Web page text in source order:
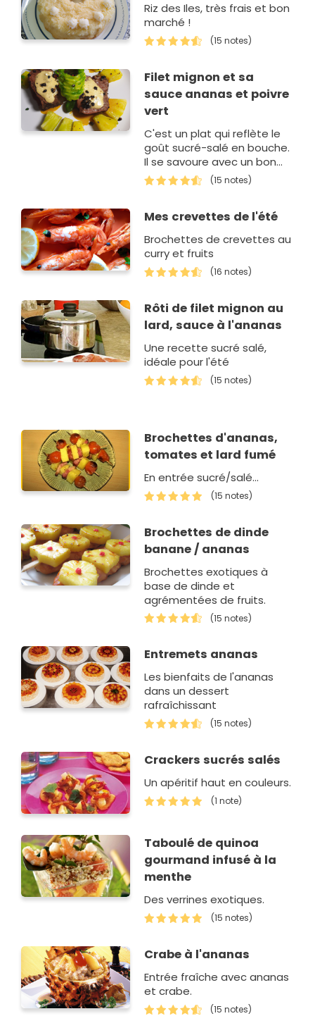
Riz des Iles, très frais et bon
marché !
(15 notes)
Filet mignon et sa
sauce ananas et poivre
vert
C'est un plat qui reflète le
goût sucré-salé en bouche.
Il se savoure avec un bon
vin.
(15 notes)
Mes crevettes de l'été
Brochettes de crevettes au
curry et fruits
(16 notes)
Rôti de filet mignon au
lard, sauce à l'ananas
Une recette sucré salé,
idéale pour l'été
(15 notes)
Brochettes d'ananas,
tomates et lard fumé
En entrée sucré/salé...
(15 notes)
Brochettes de dinde
banane / ananas
Brochettes exotiques à
base de dinde et
agrémentées de fruits.
(15 notes)
Entremets ananas
Les bienfaits de l'ananas
dans un dessert
rafraîchissant
(15 notes)
Crackers sucrés salés
Un apéritif haut en couleurs.
(1 note)
Taboulé de quinoa
gourmand infusé à la
menthe
Des verrines exotiques.
(15 notes)
Crabe à l'ananas
Entrée fraîche avec ananas
et crabe.
(15 notes)